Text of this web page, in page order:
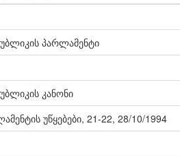
პარლამენტი
კანონი
უწყებები, 21-22, 28/10/1994